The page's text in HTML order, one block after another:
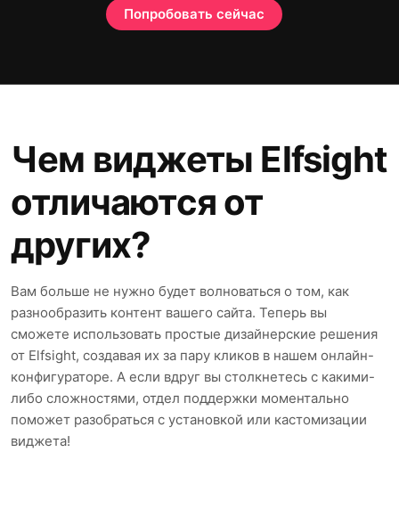
Попробовать сейчас
Чем виджеты Elfsight
отличаются от
других?
Вам больше не нужно будет волноваться о том, как
разнообразить контент вашего сайта. Теперь вы
сможете использовать простые дизайнерские решения
от Elfsight, создавая их за пару кликов в нашем онлайн-
конфигураторе. А если вдруг вы столкнетесь с какими-
либо сложностями, отдел поддержки моментально
поможет разобраться с установкой или кастомизации
виджета!